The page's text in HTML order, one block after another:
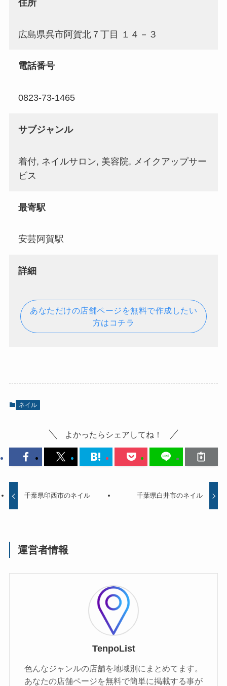
住所
広島県呉市阿賀北７丁目 １４－３
電話番号
0823-73-1465
サブジャンル
着付, ネイルサロン, 美容院, メイクアップサー
ビス
最寄駅
安芸阿賀駅
詳細
あなただけの店舗ページを無料で作成したい
方はコチラ
ネイル
よかったらシェアしてね！
千葉県印西市のネイル 千葉県白井市のネイル
運営者情報
TenpoList
色んなジャンルの店舗を地域別にまとめてます。
あなたの店舗ページを無料で簡単に掲載する事が